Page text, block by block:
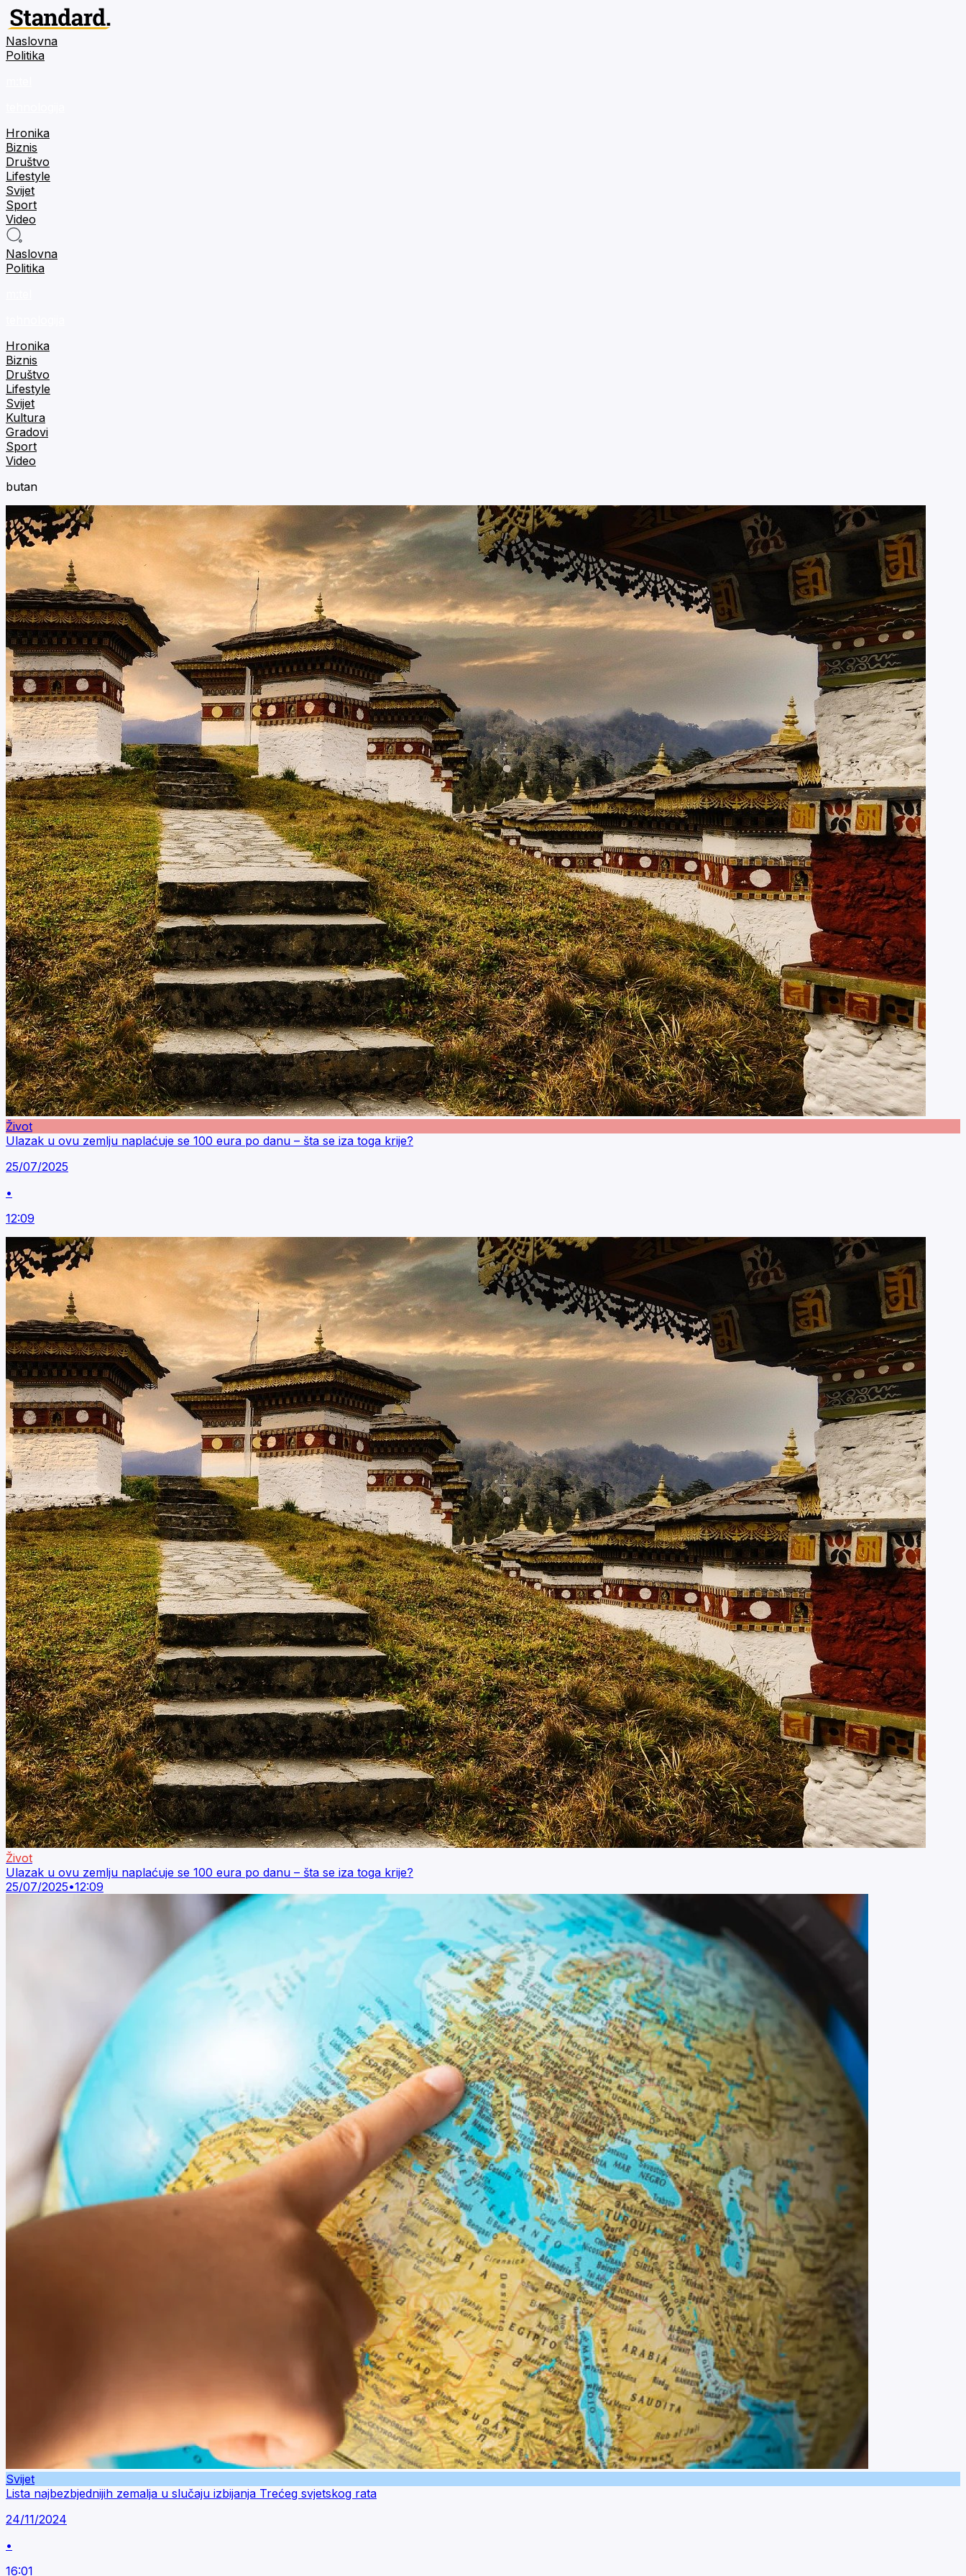
Naslovna
Politika
Hronika
Biznis
Društvo
Lifestyle
Svijet
Sport
Video
Naslovna
Politika
Hronika
Biznis
Društvo
Lifestyle
Svijet
Kultura
Gradovi
Sport
Video
butan
Život
Ulazak u ovu zemlju naplaćuje se 100 eura po danu – šta se iza toga krije?
25/07/2025
•
12:09
Život
Ulazak u ovu zemlju naplaćuje se 100 eura po danu – šta se iza toga krije?
25/07/2025•12:09
Svijet
Lista najbezbjednijih zemalja u slučaju izbijanja Trećeg svjetskog rata
24/11/2024
•
16:01